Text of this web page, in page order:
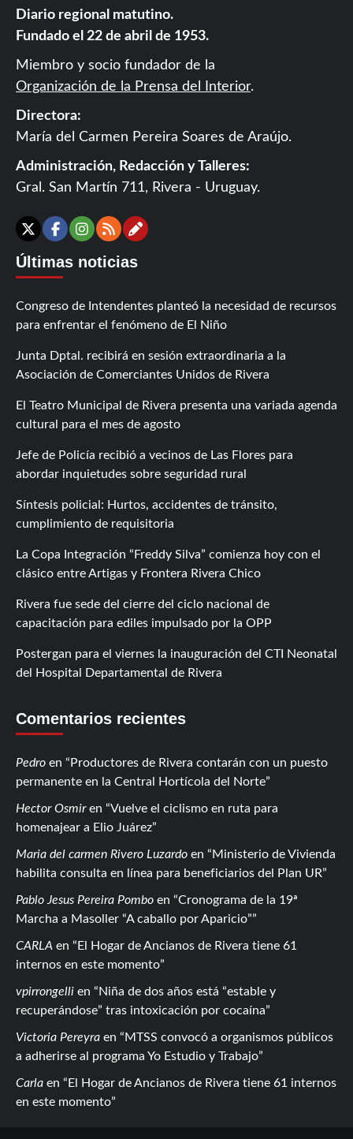
Diario regional matutino.
Fundado el 22 de abril de 1953.
Miembro y socio fundador de la
Organización de la Prensa del Interior.
Directora:
María del Carmen Pereira Soares de Araújo.
Administración, Redacción y Talleres:
Gral. San Martín 711, Rivera - Uruguay.
X Facebook
Instagram
RSSContáctanos
Últimas noticias
Congreso de Intendentes planteó la necesidad de recursos
para enfrentar el fenómeno de El Niño
Junta Dptal. recibirá en sesión extraordinaria a la
Asociación de Comerciantes Unidos de Rivera
El Teatro Municipal de Rivera presenta una variada agenda
cultural para el mes de agosto
Jefe de Policía recibió a vecinos de Las Flores para
abordar inquietudes sobre seguridad rural
Síntesis policial: Hurtos, accidentes de tránsito,
cumplimiento de requisitoria
La Copa Integración “Freddy Silva” comienza hoy con el
clásico entre Artigas y Frontera Rivera Chico
Rivera fue sede del cierre del ciclo nacional de
capacitación para ediles impulsado por la OPP
Postergan para el viernes la inauguración del CTI Neonatal
del Hospital Departamental de Rivera
Comentarios recientes
Pedro en
Productores de Rivera contarán con un puesto
permanente en la Central Hortícola del Norte
Hector Osmiren
Vuelve el ciclismo en ruta para
homenajear a Elio Juárez
Maria del carmen Rivero Luzardo en
Ministerio de Vivienda
habilita consulta en línea para beneficiarios del Plan UR
Pablo Jesus Pereira Pombo en
Cronograma de la 19ª
Marcha a Masoller “A caballo por Aparicio”
CARLA en
El Hogar de Ancianos de Rivera tiene 61
internos en este momento
vpirrongelli en
Niña de dos años está “estable y
recuperándose” tras intoxicación por cocaína
Victoria Pereyra en
MTSS convocó a organismos públicos
a adherirse al programa Yo Estudio y Trabajo
Carla en
El Hogar de Ancianos de Rivera tiene 61 internos
en este momento